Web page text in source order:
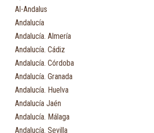
Al-Andalus
Andalucía
Andalucía. Almería
Andalucía. Cádiz
Andalucía. Córdoba
Andalucía. Granada
Andalucía. Huelva
Andalucía Jaén
Andalucía. Málaga
Andalucía. Sevilla